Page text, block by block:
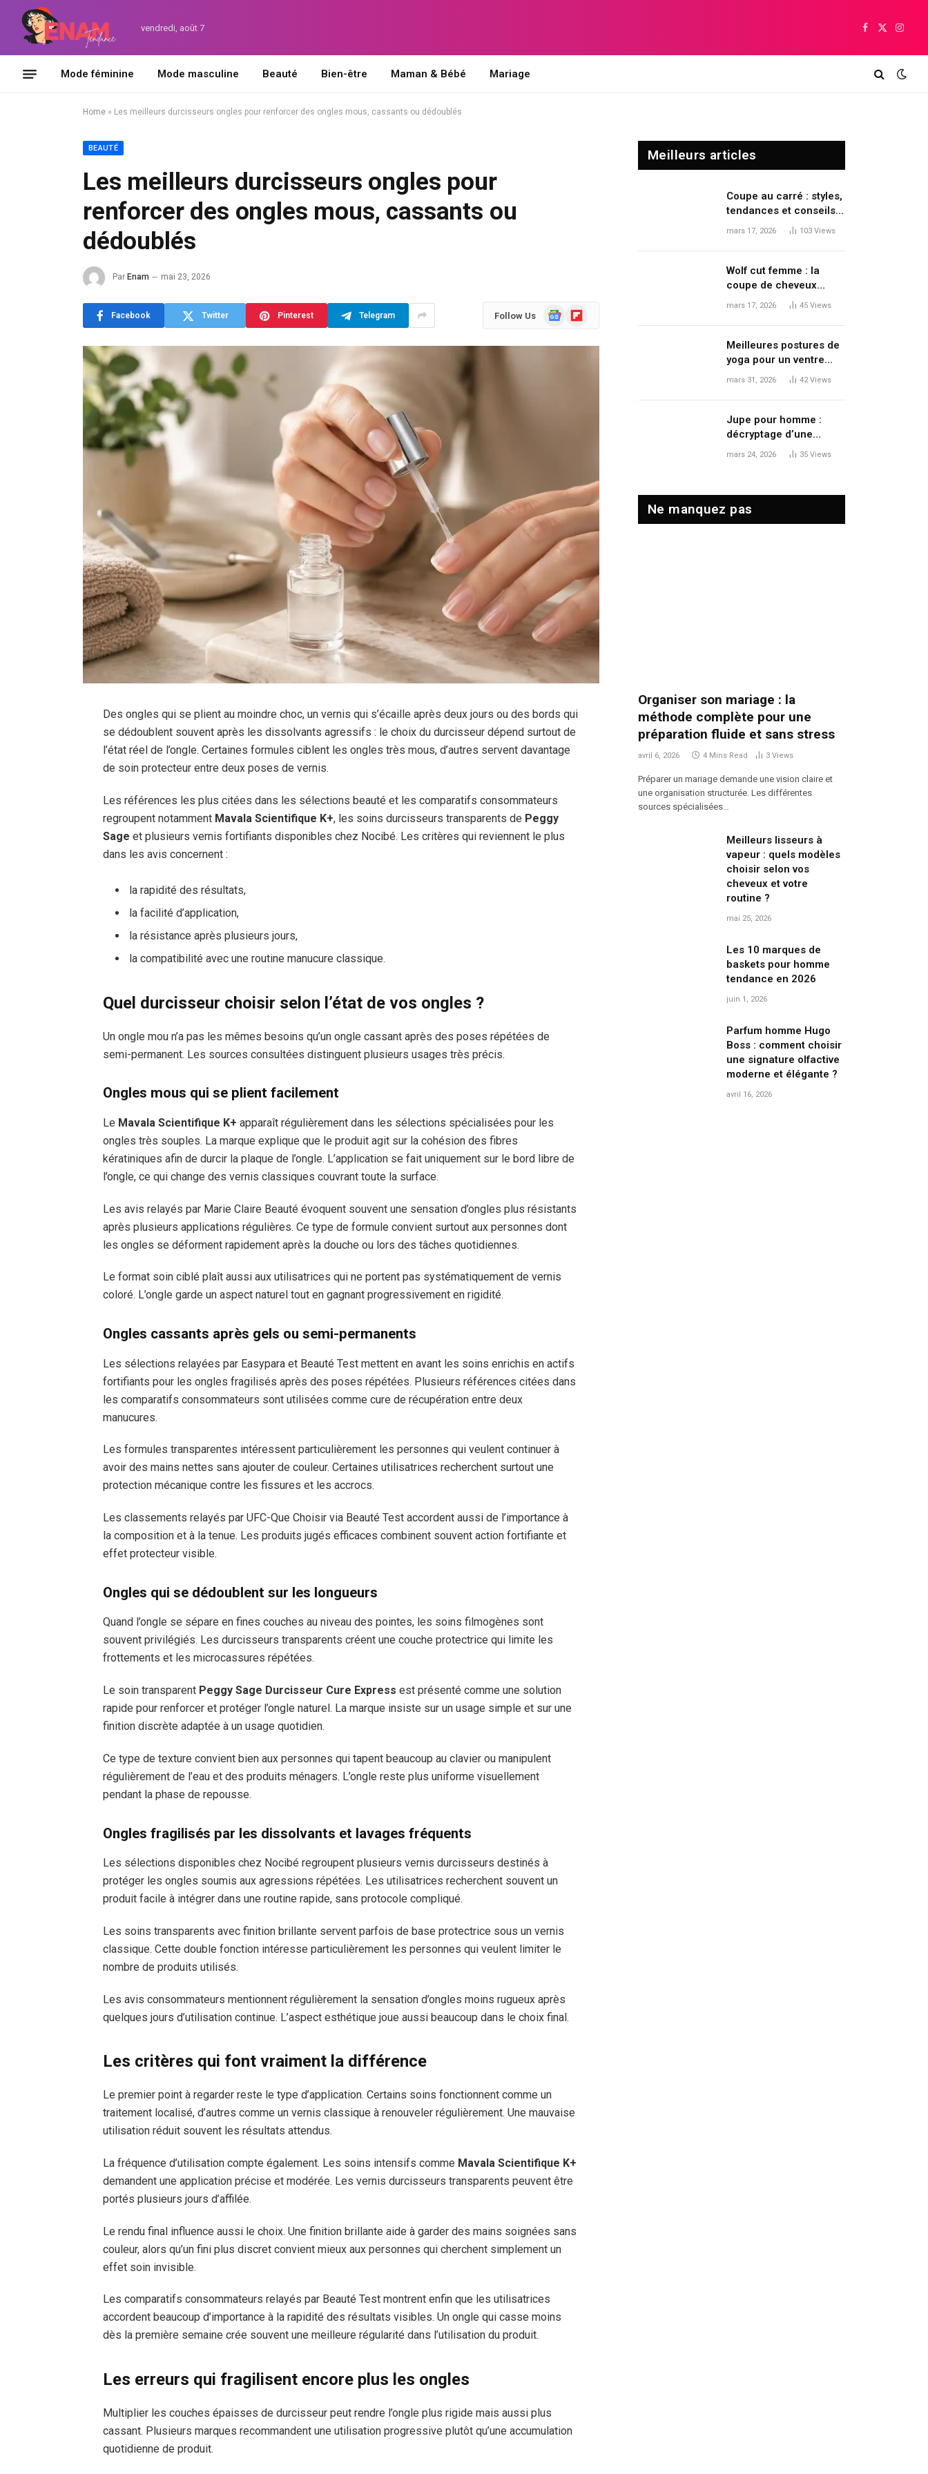
vendredi, août 7
Facebook
X
Mode féminine Mode masculine Beauté Bien-être Maman & Bébé Mariage
Home » Les meilleurs durcisseurs ongles pour renforcer des ongles mous, cassants ou dédoublés
BEAUTÉ
Les meilleurs durcisseurs ongles pour
renforcer des ongles mous, cassants ou
dédoublés
Par Enam mai 23, 2026
Facebook Twitter Pinterest Telegram Follow Us
GoogleFlipboard
Des ongles qui se plient au moindre choc, un vernis qui s’écaille après deux jours ou des bords qui
se dédoublent souvent après les dissolvants agressifs : le choix du durcisseur dépend surtout de
l’état réel de l’ongle. Certaines formules ciblent les ongles très mous, d’autres servent davantage
de soin protecteur entre deux poses de vernis.
Les références les plus citées dans les sélections beauté et les comparatifs consommateurs
regroupent notamment Mavala Scientifique K+, les soins durcisseurs transparents de Peggy
Sage et plusieurs vernis fortifiants disponibles chez Nocibé. Les critères qui reviennent le plus
dans les avis concernent :
la rapidité des résultats,
la facilité d’application,
la résistance après plusieurs jours,
la compatibilité avec une routine manucure classique.
Quel durcisseur choisir selon l’état de vos ongles ?
Un ongle mou n’a pas les mêmes besoins qu’un ongle cassant après des poses répétées de
semi-permanent. Les sources consultées distinguent plusieurs usages très précis.
Ongles mous qui se plient facilement
Le Mavala Scientifique K+ apparaît régulièrement dans les sélections spécialisées pour les
ongles très souples. La marque explique que le produit agit sur la cohésion des fibres
kératiniques afin de durcir la plaque de l’ongle. L’application se fait uniquement sur le bord libre de
l’ongle, ce qui change des vernis classiques couvrant toute la surface.
Les avis relayés par Marie Claire Beauté évoquent souvent une sensation d’ongles plus résistants
après plusieurs applications régulières. Ce type de formule convient surtout aux personnes dont
les ongles se déforment rapidement après la douche ou lors des tâches quotidiennes.
Le format soin ciblé plaît aussi aux utilisatrices qui ne portent pas systématiquement de vernis
coloré. L’ongle garde un aspect naturel tout en gagnant progressivement en rigidité.
Ongles cassants après gels ou semi-permanents
Les sélections relayées par Easypara et Beauté Test mettent en avant les soins enrichis en actifs
fortifiants pour les ongles fragilisés après des poses répétées. Plusieurs références citées dans
les comparatifs consommateurs sont utilisées comme cure de récupération entre deux
manucures.
Les formules transparentes intéressent particulièrement les personnes qui veulent continuer à
avoir des mains nettes sans ajouter de couleur. Certaines utilisatrices recherchent surtout une
protection mécanique contre les fissures et les accrocs.
Les classements relayés par UFC-Que Choisir via Beauté Test accordent aussi de l’importance à
la composition et à la tenue. Les produits jugés efficaces combinent souvent action fortifiante et
effet protecteur visible.
Ongles qui se dédoublent sur les longueurs
Quand l’ongle se sépare en fines couches au niveau des pointes, les soins filmogènes sont
souvent privilégiés. Les durcisseurs transparents créent une couche protectrice qui limite les
frottements et les microcassures répétées.
Le soin transparent Peggy Sage Durcisseur Cure Express est présenté comme une solution
rapide pour renforcer et protéger l’ongle naturel. La marque insiste sur un usage simple et sur une
finition discrète adaptée à un usage quotidien.
Ce type de texture convient bien aux personnes qui tapent beaucoup au clavier ou manipulent
régulièrement de l’eau et des produits ménagers. L’ongle reste plus uniforme visuellement
pendant la phase de repousse.
Ongles fragilisés par les dissolvants et lavages fréquents
Les sélections disponibles chez Nocibé regroupent plusieurs vernis durcisseurs destinés à
protéger les ongles soumis aux agressions répétées. Les utilisatrices recherchent souvent un
produit facile à intégrer dans une routine rapide, sans protocole compliqué.
Les soins transparents avec finition brillante servent parfois de base protectrice sous un vernis
classique. Cette double fonction intéresse particulièrement les personnes qui veulent limiter le
nombre de produits utilisés.
Les avis consommateurs mentionnent régulièrement la sensation d’ongles moins rugueux après
quelques jours d’utilisation continue. L’aspect esthétique joue aussi beaucoup dans le choix final.
Les critères qui font vraiment la différence
Le premier point à regarder reste le type d’application. Certains soins fonctionnent comme un
traitement localisé, d’autres comme un vernis classique à renouveler régulièrement. Une mauvaise
utilisation réduit souvent les résultats attendus.
La fréquence d’utilisation compte également. Les soins intensifs comme Mavala Scientifique K+
demandent une application précise et modérée. Les vernis durcisseurs transparents peuvent être
portés plusieurs jours d’affilée.
Le rendu final influence aussi le choix. Une finition brillante aide à garder des mains soignées sans
couleur, alors qu’un fini plus discret convient mieux aux personnes qui cherchent simplement un
effet soin invisible.
Les comparatifs consommateurs relayés par Beauté Test montrent enfin que les utilisatrices
accordent beaucoup d’importance à la rapidité des résultats visibles. Un ongle qui casse moins
dès la première semaine crée souvent une meilleure régularité dans l’utilisation du produit.
Les erreurs qui fragilisent encore plus les ongles
Multiplier les couches épaisses de durcisseur peut rendre l’ongle plus rigide mais aussi plus
cassant. Plusieurs marques recommandent une utilisation progressive plutôt qu’une accumulation
quotidienne de produit.
Meilleurs articles
Coupe au carré : styles,
tendances et conseils
pour moderniser sa
mars 17, 2026 103 Views
Wolf cut femme : la
coupe de cheveux
tendance qui dynamise
mars 17, 2026 45 Views
Meilleures postures de
yoga pour un ventre
plat : tonifier, dégonfler
mars 31, 2026 42Views
Jupe pour homme :
décryptage d’une
tendance mode qui
mars 24, 2026 35 Views
Ne manquez pas
Organiser son mariage : la
méthode complète pour une
préparation fluide et sans stress
avril 6, 2026 4 Mins Read 3 Views
Préparer un mariage demande une vision claire et
une organisation structurée. Les différentes
sources spécialisées…
Meilleurs lisseurs à
vapeur : quels modèles
choisir selon vos
cheveux et votre
routine ?
mai 25, 2026
Les 10 marques de
baskets pour homme
tendance en 2026
juin 1, 2026
Parfum homme Hugo
Boss : comment choisir
une signature olfactive
moderne et élégante ?
avril 16, 2026